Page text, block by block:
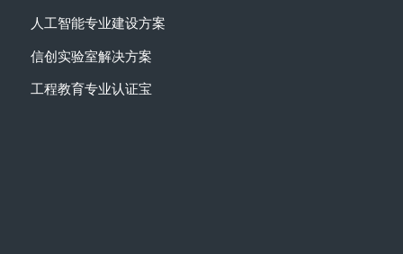
人工智能专业建设方案
信创实验室解决方案
工程教育专业认证宝